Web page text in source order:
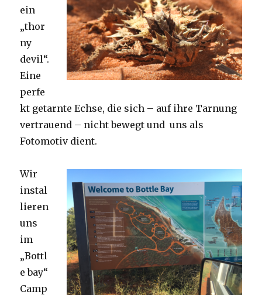
ein
„thor
ny
devil“.
Eine
perfe
kt getarnte Echse, die sich – auf ihre Tarnung
vertrauend – nicht bewegt und uns als
Fotomotiv dient.
Wir
instal
lieren
uns
im
„Bottl
e bay“
Camp